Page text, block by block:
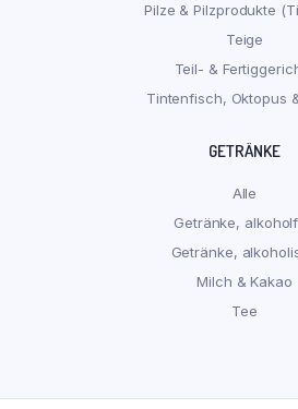
Pilze & Pilzprodukte
Teige
Teil- &
Tintenfisch, Oktopus
GETRÄNKE
Alle
Getränke,
Getränke,
Milch & Kakao
Tee